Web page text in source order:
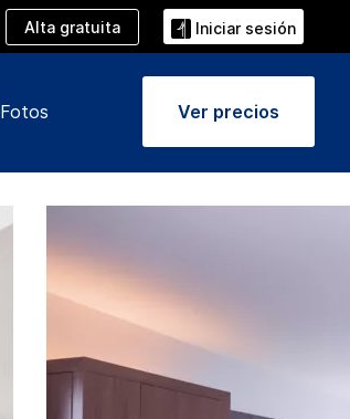
Alta gratuita Iniciar sesión
Fotos Ver precios